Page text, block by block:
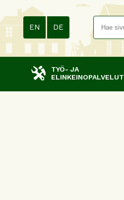
EN DE
TYÖ- JA
ELINKEINOPALVELUT